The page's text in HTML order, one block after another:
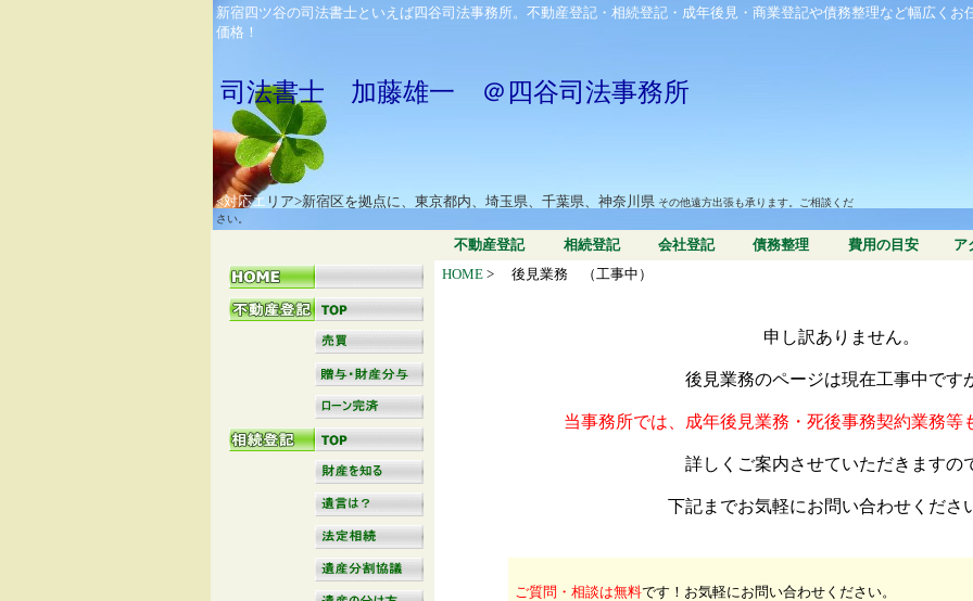
新宿四ツ谷の司法書士といえば四谷司法事務所。不動産登記・相続登記・成年後見・商業登記や債務整理など幅広く
価格！
司法書士 加藤雄一 ＠四谷司法事務所
<対応エ リア>新宿区を拠点に、東京都内、埼玉県、千葉県、神奈川県 その他遠方出張も承ります。ご相談くだ
さい。
不動産登記 相続登記 会社登記 債務整理 費用の目安 ア
HOME> 後見業務 （工事中）
申し訳ありません。
後見業務のページは現在工事中です
当事務所では、成年後見業務・死後事務契約業務等
詳しくご案内させていただきますの
下記までお気軽にお問い合わせくださ
ご質問・相談は無料です！お気軽にお問い合わせください。